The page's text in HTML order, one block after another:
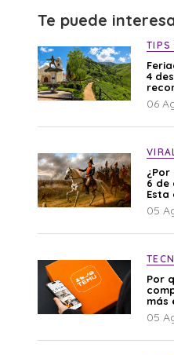
Te puede
TIPS
4
06
6 de
Esta
05
Por
más
05